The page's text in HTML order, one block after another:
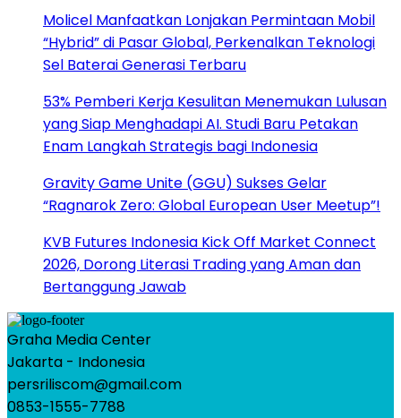
Molicel Manfaatkan Lonjakan Permintaan Mobil
“Hybrid” di Pasar Global, Perkenalkan Teknologi
Sel Baterai Generasi Terbaru
53% Pemberi Kerja Kesulitan Menemukan Lulusan
yang Siap Menghadapi AI. Studi Baru Petakan
Enam Langkah Strategis bagi Indonesia
Gravity Game Unite (GGU) Sukses Gelar
“Ragnarok Zero: Global European User Meetup”!
KVB Futures Indonesia Kick Off Market Connect
2026, Dorong Literasi Trading yang Aman dan
Bertanggung Jawab
Graha Media Center
Jakarta - Indonesia
persriliscom@gmail.com
0853-1555-7788